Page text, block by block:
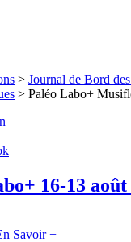
> Journal de Bord
> Paléo Labo+
16-13 août
Savoir +